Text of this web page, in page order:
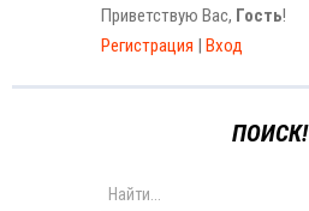
Приветствую Вас, Гость!
Регистрация | Вход
ПОИСК!